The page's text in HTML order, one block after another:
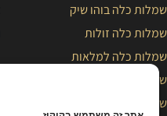
שמלות כלה בוהו שיק
שמלות כלה זולות
שמלות כלה למלאות
שמלות כלה נסיכותיות
שמלת כלה פשוטה